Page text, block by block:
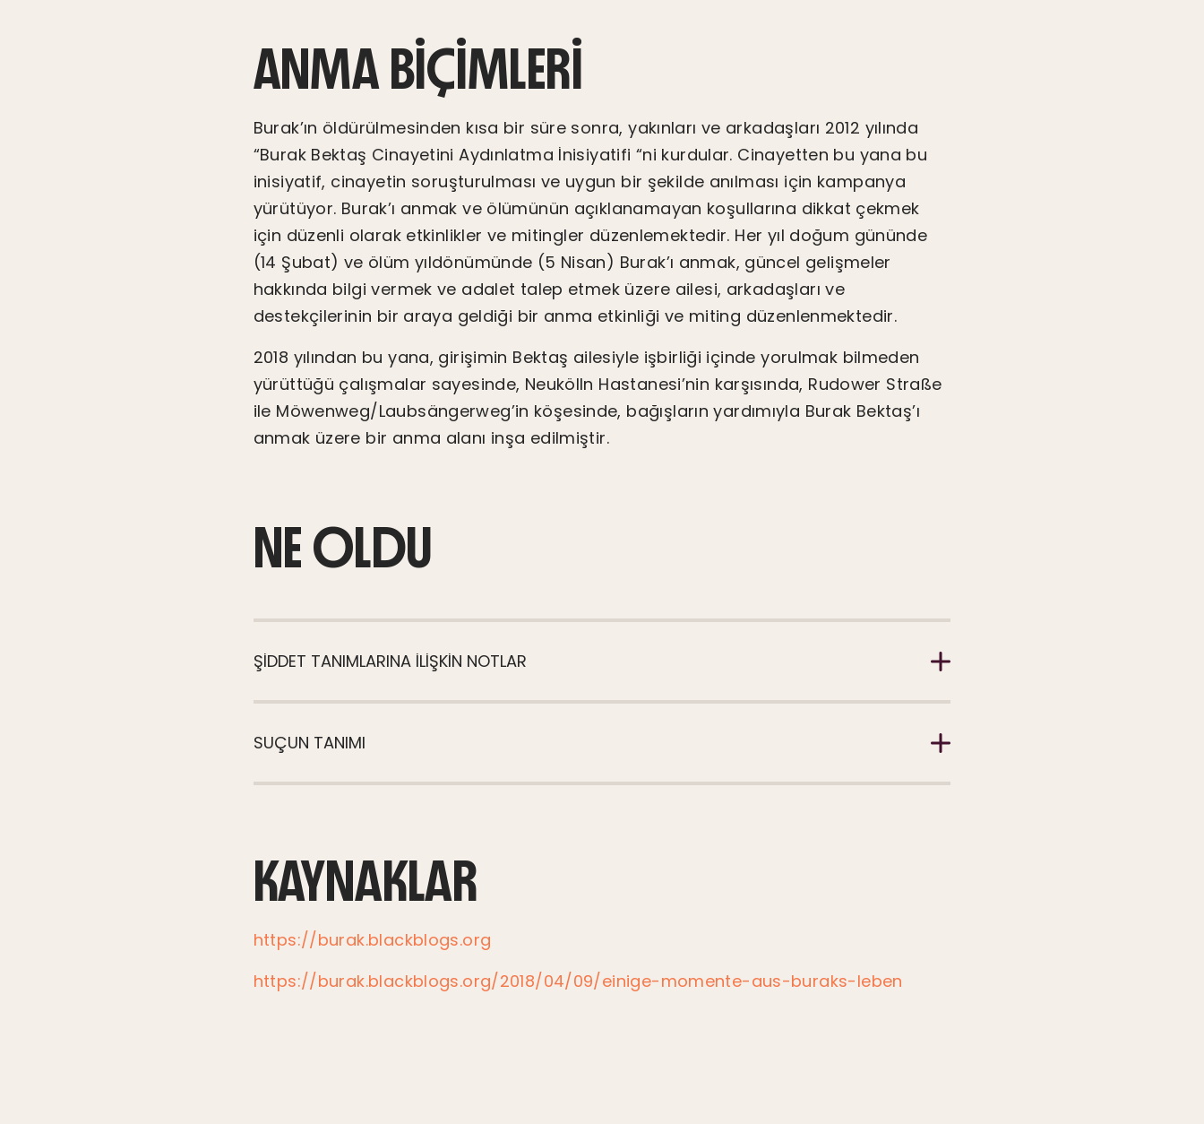
ANMA BIÇIMLERI
Burak’ın öldürülmesinden kısa bir süre sonra, yakınları ve arkadaşları 2012 yılında
“Burak Bektaş Cinayetini Aydınlatma İnisiyatifi “ni kurdular. Cinayetten bu yana bu
inisiyatif, cinayetin soruşturulması ve uygun bir şekilde anılması için kampanya
yürütüyor. Burak’ı anmak ve ölümünün açıklanamayan koşullarına dikkat çekmek
için düzenli olarak etkinlikler ve mitingler düzenlemektedir. Her yıl doğum gününde
(14 Şubat) ve ölüm yıldönümünde (5 Nisan) Burak’ı anmak, güncel gelişmeler
hakkında bilgi vermek ve adalet talep etmek üzere ailesi, arkadaşları ve
destekçilerinin bir araya geldiği bir anma etkinliği ve miting düzenlenmektedir.
2018 yılından bu yana, girişimin Bektaş ailesiyle işbirliği içinde yorulmak bilmeden
yürüttüğü çalışmalar sayesinde, Neukölln Hastanesi’nin karşısında, Rudower Straße
ile Möwenweg/Laubsängerweg’in köşesinde, bağışların yardımıyla Burak Bektaş’ı
anmak üzere bir anma alanı inşa edilmiştir.
NE OLDU
ŞIDDET TANIMLARINA ILIŞKIN NOTLAR
SUÇUN TANIMI
KAYNAKLAR
https://burak.blackblogs.org
https://burak.blackblogs.org/2018/04/09/einige-momente-aus-buraks-leben